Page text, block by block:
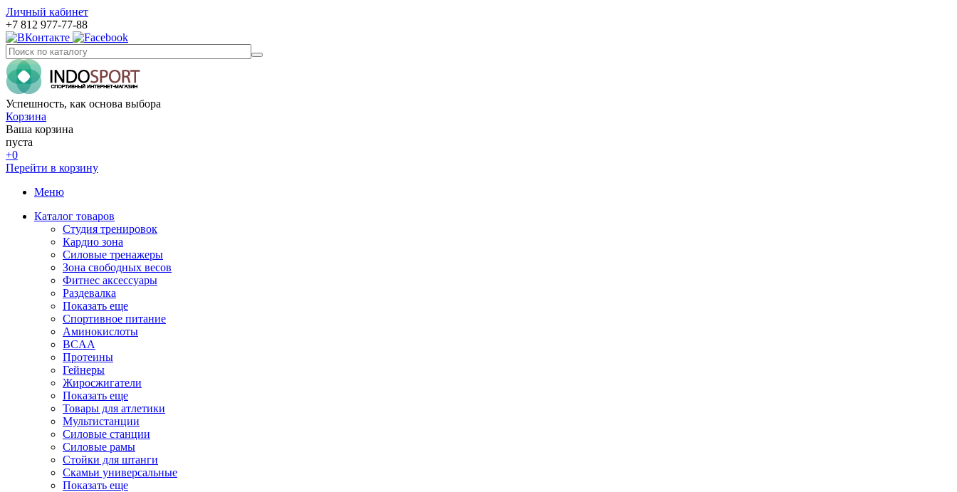
Личный кабинет
+7 812 977-77-88
Успешность, как основа выбора
Корзина
Ваша корзина
пуста
+0
Перейти в корзину
Меню
Каталог товаров
Студия тренировок
Кардио зона
Силовые тренажеры
Зона свободных весов
Фитнес аксессуары
Раздевалка
Показать еще
Спортивное питание
Аминокислоты
BCAA
Протеины
Гейнеры
Жиросжигатели
Показать еще
Товары для атлетики
Мультистанции
Силовые станции
Силовые рамы
Стойки для штанги
Скамьи универсальные
Показать еще